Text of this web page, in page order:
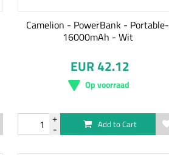
Camelion - PowerBank - Portable-
16000mAh - Wit
EUR 42.12
Op voorraad
Add to Cart